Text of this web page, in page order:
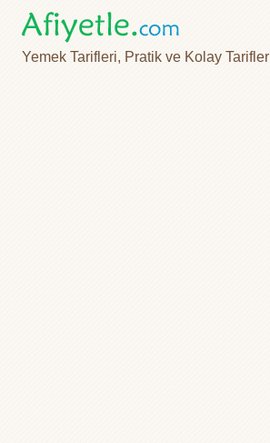
Yemek Tarifleri, Pratik ve Kolay Tarifler